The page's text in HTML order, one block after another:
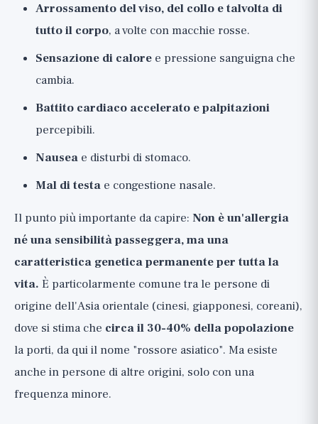
Arrossamento del viso, del collo e talvolta di
tutto il corpo, a volte con macchie rosse.
Sensazione di calore e pressione sanguigna che
cambia.
Battito cardiaco accelerato e palpitazioni
percepibili.
Nausea e disturbi di stomaco.
Mal di testa e congestione nasale.
Il punto più importante da capire: Non è un'allergia
né una sensibilità passeggera, ma una
caratteristica genetica permanente per tutta la
vita. È particolarmente comune tra le persone di
origine dell'Asia orientale (cinesi, giapponesi, coreani),
dove si stima che circa il 30-40% della popolazione
la porti, da qui il nome "rossore asiatico". Ma esiste
anche in persone di altre origini, solo con una
frequenza minore.